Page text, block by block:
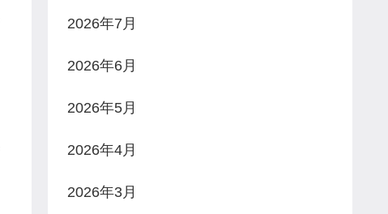
2026年7月
2026年6月
2026年5月
2026年4月
2026年3月